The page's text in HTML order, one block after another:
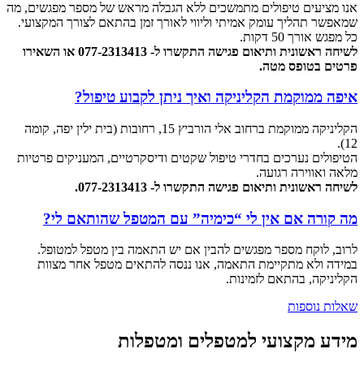
אנו מציעים טיפולים מתמשכים ללא הגבלה מראש של מספר מפגשים, מה
שמאפשר תהליך עומק אמיתי וליווי לאורך זמן בהתאם לצורך המקצועי.
כל מפגש אורך 50 דקות.
לשיחה ראשונית ותיאום פגישה התקשרו ל- 077-2313413 או השאירו
פרטים בטופס מטה.
איפה ממוקמת הקליניקה ואיך ניתן לקבוע טיפול?
הקליניקה ממוקמת ברחוב אלי הורביץ 15, רחובות (בית ילין יפה, קומה
12).
הטיפולים נערכים בחדרי טיפול שקטים ודיסקרטיים, המעניקים פרטיות
מלאה ואווירה רגועה.
לשיחה ראשונית ותיאום פגישה התקשרו ל- 077-2313413.
מה קורה אם אין לי “כימיה” עם המטפל שהותאם לי?
לרוב, לוקח מספר מפגשים להבין אם יש התאמה בין מטפל למטופל.
במידה ולא מתקיימת התאמה, אנו ננסה להתאים מטפל אחר מצוות
הקליניקה, בהתאם לזמינות.
שאלות נוספות
מידע מקצועי למטפלים ומטפלות